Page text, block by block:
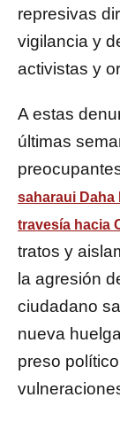
represivas
vigilancia y
activistas y
A estas
últimas
saharaui Daha
travesía hacia
tratos y
la agresión
ciudadano
nueva
preso